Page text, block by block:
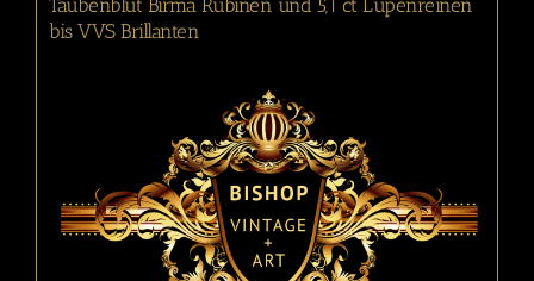
Taubenblut Birma Rubinen und 5,1 ct Lupenreinen
bis VVS Brillanten